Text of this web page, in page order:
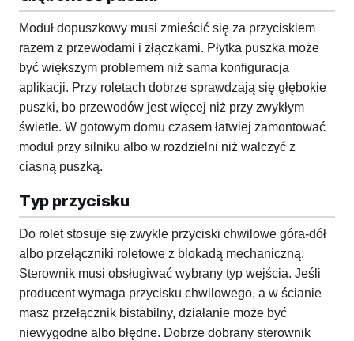
Moduł dopuszkowy musi zmieścić się za przyciskiem
razem z przewodami i złączkami. Płytka puszka może
być większym problemem niż sama konfiguracja
aplikacji. Przy roletach dobrze sprawdzają się głębokie
puszki, bo przewodów jest więcej niż przy zwykłym
świetle. W gotowym domu czasem łatwiej zamontować
moduł przy silniku albo w rozdzielni niż walczyć z
ciasną puszką.
Typ przycisku
Do rolet stosuje się zwykle przyciski chwilowe góra-dół
albo przełączniki roletowe z blokadą mechaniczną.
Sterownik musi obsługiwać wybrany typ wejścia. Jeśli
producent wymaga przycisku chwilowego, a w ścianie
masz przełącznik bistabilny, działanie może być
niewygodne albo błędne. Dobrze dobrany sterownik